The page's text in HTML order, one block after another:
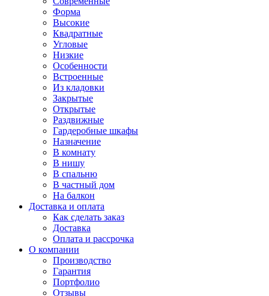
Форма
Высокие
Квадратные
Угловые
Низкие
Особенности
Встроенные
Из кладовки
Закрытые
Открытые
Раздвижные
Гардеробные шкафы
Назначение
В комнату
В нишу
В спальню
В частный дом
На балкон
Доставка и оплата
Как сделать заказ
Доставка
Оплата и рассрочка
О компании
Производство
Гарантия
Портфолио
Отзывы